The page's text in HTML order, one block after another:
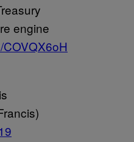
engine
COVQX6oH